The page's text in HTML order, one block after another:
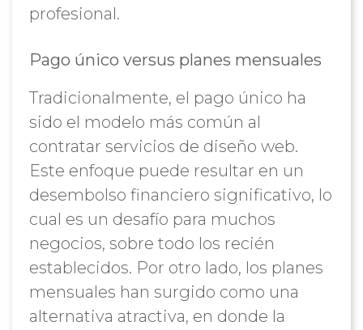
profesional.
Pago único versus planes mensuales
Tradicionalmente, el pago único ha
sido el modelo más común al
contratar servicios de diseño web.
Este enfoque puede resultar en un
desembolso financiero significativo, lo
cual es un desafío para muchos
negocios, sobre todo los recién
establecidos. Por otro lado, los planes
mensuales han surgido como una
alternativa atractiva, en donde la